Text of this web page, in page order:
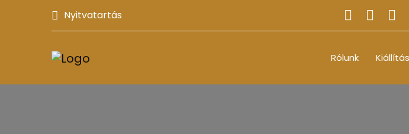
Nyitvatartás
Rólunk